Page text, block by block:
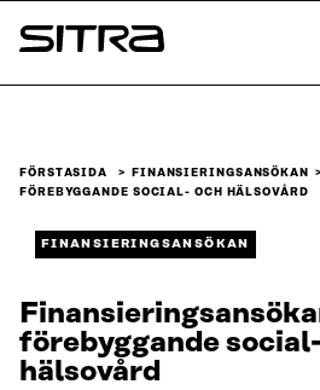
Skip to
content
Sitra
FÖRSTASIDA FINANSIERINGSANSÖKAN
FÖREBYGGANDE SOCIAL- OCH HÄLSOVÅRD
FINANSIERINGSANSÖKAN
förebyggande
hälsovård